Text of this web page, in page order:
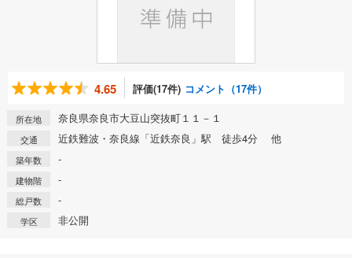
4.65 評価(17件) コメント（17件）
所在地 奈良県奈良市大豆山突抜町１１－１
交通 近鉄難波・奈良線「近鉄奈良」駅 徒歩4分 他
築年数 -
建物階 -
総戸数 -
学区 非公開